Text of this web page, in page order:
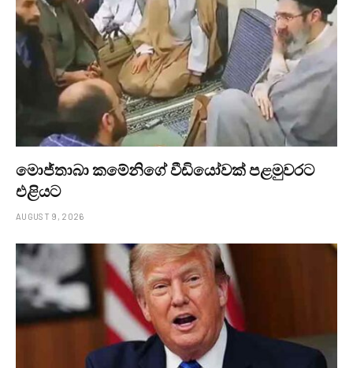
මොජ්තාබා කමේනිගේ වීඩියෝවක් පළමුවරට
එළියට
AUGUST 9, 2026